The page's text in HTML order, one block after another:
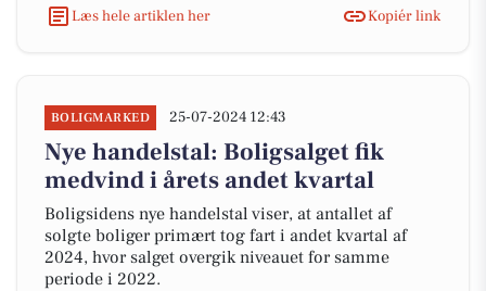
Læs hele artiklen her
Kopiér link
BOLIGMARKED 25-07-2024 12:43
Nye handelstal: Boligsalget fik
medvind i årets andet kvartal
Boligsidens nye handelstal viser, at antallet af
solgte boliger primært tog fart i andet kvartal af
2024, hvor salget overgik niveauet for samme
periode i 2022.